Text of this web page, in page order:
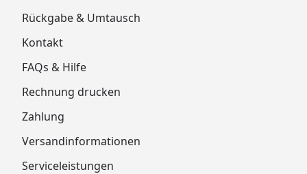
Rückgabe & Umtausch
Kontakt
FAQs & Hilfe
Rechnung drucken
Zahlung
Versandinformationen
Serviceleistungen